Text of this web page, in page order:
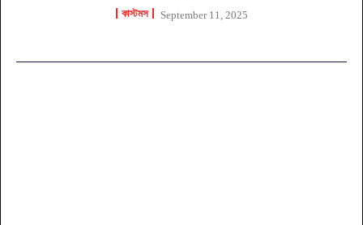
কাস্টমস September 11, 2025